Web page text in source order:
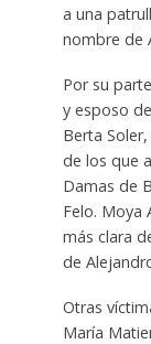
a una
nombre de
Por su
y esposo
Berta
de los que
Damas de
Felo. Moya
más clara
de
Otras
María